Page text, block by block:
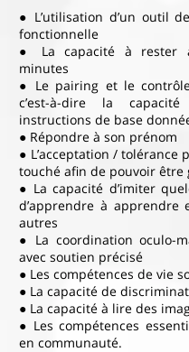
● L’utilisation d’un outil
fonctionnelle
● La capacité à rester
minutes
● Le pairing et le
c’est-à-dire la
instructions de base
● Répondre à son prénom
● L’acceptation / tolérance
touché afin de pouvoir être
● La capacité d’imiter
d’apprendre à apprendre
autres
● La coordination oculo-
avec soutien précisé
● Les compétences de vie
● La capacité de
● La capacité à lire des
● Les compétences
en communauté.